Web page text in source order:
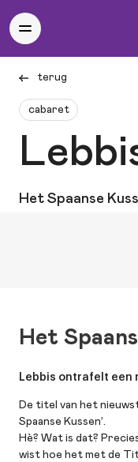
terug
cabaret
Het Spaanse
Het
Lebbis ontrafelt een
De titel van het
Spaanse Kussen’.
Hè? Wat is dat?
wist hoe het met de